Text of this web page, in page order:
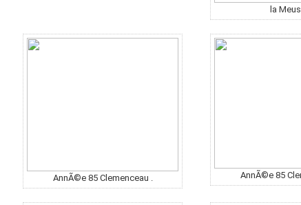
la
AnnÃ©e 85 Clemenceau .
AnnÃ©e 85